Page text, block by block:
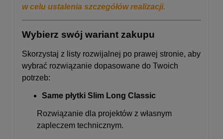
w celu ustalenia szczegółów realizacji.
Wybierz swój wariant zakupu
Skorzystaj z listy rozwijalnej po prawej stronie, aby
wybrać rozwiązanie dopasowane do Twoich
potrzeb:
Same płytki Slim Long Classic
Rozwiązanie dla projektów z własnym
zapleczem technicznym.